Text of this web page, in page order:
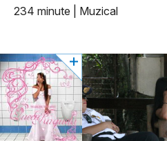
234 minute
Muzical